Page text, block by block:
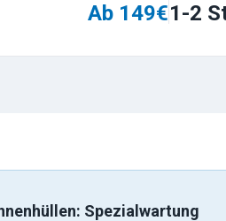
Ab 149€1-2
Spezialwartung